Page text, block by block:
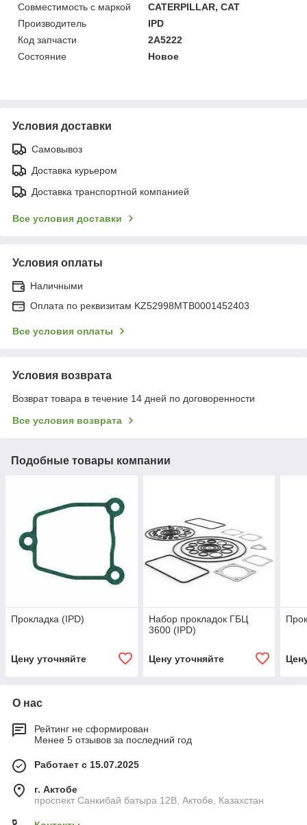
Совместимость с маркой
CATERPILLAR, CAT
Производитель
IPD
Код запчасти
2A5222
Состояние
Новое
Условия доставки
Самовывоз
Доставка курьером
Доставка транспортной компанией
Все условия доставки
Условия оплаты
Наличными
Оплата по реквизитам KZ52998MTB0001452403
Все условия оплаты
Условия возврата
Возврат товара в течение 14 дней по договоренности
Все условия возврата
Подобные товары компании
Прокладка (IPD)
Цену уточняйте
Набор прокладок ГБЦ
3600 (IPD)
Цену уточняйте
О нас
Рейтинг не сформирован
Менее 5 отзывов за последний год
Работает с 15.07.2025
г. Актобе
проспект Санкибай батыра 12В, Актобе, Казахстан